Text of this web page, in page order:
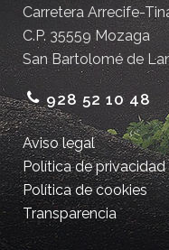
Carretera Arrecife-
C.P. 35559 Mozaga
San Bartolomé de
928 52 10 48
Aviso legal
Política de privacidad
Política de cookies
Transparencia